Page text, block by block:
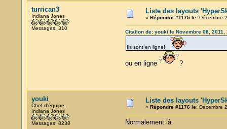
turrican3
Indiana Jones
Messages: 310
Liste des layouts
« Répondre #1175 le:Décembre
Citation de: youki le Novembre 08, 2011,
Ils sont en ligne!
ou en ligne ?
youki
Chef d'équipe.
Indiana Jones
Messages: 8238
Liste des layouts
« Répondre #1176 le:Décembre
Normalement là